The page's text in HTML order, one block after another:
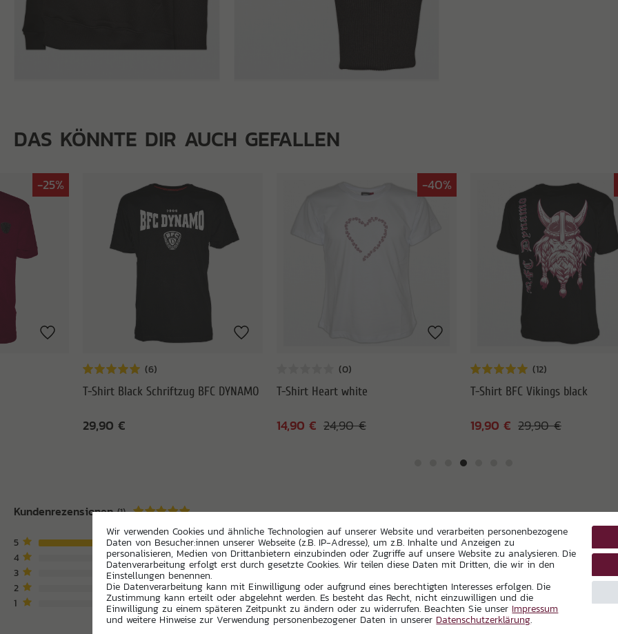
DAS KÖNNTE DIR AUCH GEFALLEN
-25%
T-Shirt Black Schriftzug BFC DYNAMO
29,90 €
-40%
T-Shirt Heart white
24,90 €
14,90 €
T-Shirt BFC Vikings black
29,90 €
19,90 €
Kundenrezensionen(1)
5
1
4
0
3
2
0
1
0
Wir verwenden Cookies und ähnliche Technologien auf unserer Website und verarbeiten personenbezogene
Daten von Besucher:innen unserer Webseite (z.B. IP-Adresse), um z.B. Inhalte und Anzeigen zu
personalisieren, Medien von Drittanbietern einzubinden oder Zugriffe auf unsere Website zu analysieren. Die
Datenverarbeitung erfolgt erst durch gesetzte Cookies. Wir teilen diese Daten mit Dritten, die wir in den
Einstellungen benennen.
Die Datenverarbeitung kann mit Einwilligung oder aufgrund eines berechtigten Interesses erfolgen. Die
Zustimmung kann erteilt oder abgelehnt werden. Es besteht das Recht, nicht einzuwilligen und die
Einwilligung zu einem späteren Zeitpunkt zu ändern oder zu widerrufen. Beachten Sie unser Impressum
und weitere Hinweise zur Verwendung personenbezogener Daten in unserer Daten­schutz­erklärung.